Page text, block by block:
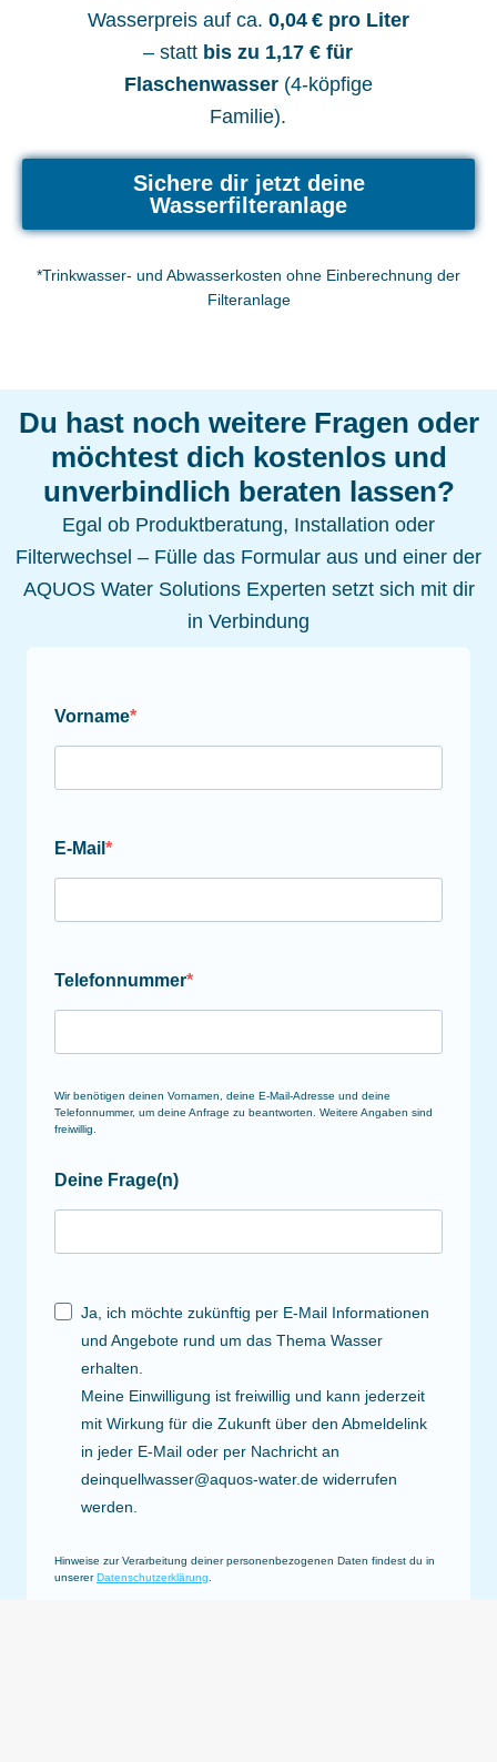
Wasserpreis auf ca. 0,04 € pro Liter
– statt bis zu 1,17 € für
Flaschenwasser(4-köpfige
Familie).
Sichere dir jetzt deine
Wasserfilteranlage
*Trinkwasser- und Abwasserkosten ohne Einberechnung der
Filteranlage
Du hast noch weitere Fragen oder
möchtest dich kostenlos und
unverbindlich beraten lassen?
Egal ob Produktberatung, Installation oder
Filterwechsel – Fülle das Formular aus und einer der
AQUOS Water Solutions Experten setzt sich mit dir
in Verbindung
Vorname
E-Mail
Telefonnummer
Wir benötigen deinen Vornamen, deine E-Mail-Adresse und deine
Telefonnummer, um deine Anfrage zu beantworten. Weitere Angaben sind
freiwillig.
Deine Frage(n)
Ja, ich möchte zukünftig per E-Mail Informationen
und Angebote rund um das Thema Wasser
erhalten.
Meine Einwilligung ist freiwillig und kann jederzeit
mit Wirkung für die Zukunft über den Abmeldelink
in jeder E-Mail oder per Nachricht an
deinquellwasser@aquos-water.de widerrufen
werden.
Hinweise zur Verarbeitung deiner personenbezogenen Daten findest du in
unsererDatenschutzerklärung